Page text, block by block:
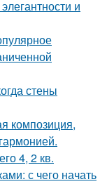
и
стены
композиция,
4, 2 кв.
с чего начать